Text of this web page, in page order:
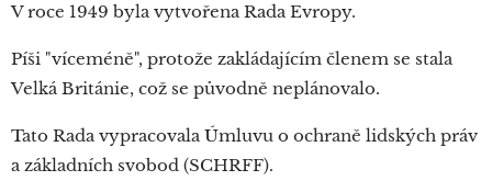
V roce 1949 byla vytvořena Rada Evropy.
Píši "víceméně", protože zakládajícím členem se stala
Velká Británie, což se původně neplánovalo.
Tato Rada vypracovala Úmluvu o ochraně lidských práv
a základních svobod (SCHRFF).